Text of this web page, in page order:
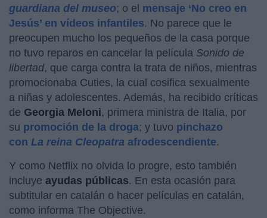
guardiana del museo; o el mensaje ‘No creo en
Jesús’ en vídeos infantiles. No parece que le
preocupen mucho los pequeños de la casa porque
no tuvo reparos en cancelar la película Sonido de
libertad, que carga contra la trata de niños, mientras
promocionaba Cuties, la cual cosifica sexualmente
a niñas y adolescentes. Además, ha recibido críticas
de Georgia Meloni, primera ministra de Italia, por
su promoción de la droga; y tuvo pinchazo
con La reina Cleopatra afrodescendiente.
Y como Netflix no olvida lo progre, esto también
incluye ayudas públicas. En esta ocasión para
subtitular en catalán o hacer películas en catalán,
como informa The Objective.